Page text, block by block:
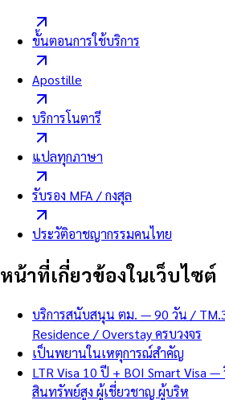
ขั้นตอนการใช้บริการ
Apostille
บริการโนตารี
แปลทุกภาษา
รับรอง MFA / กงสุล
ประวัติอาชญากรรมคนไทย
หน้าที่เกี่ยวข้องในเว็บไซต์
บริการสนับสนุน ตม. — 90 วัน /
Residence / Overstay ครบวงจร
เป็นพยานในเหตุการณ์สำคัญ
LTR Visa 10 ปี + BOI Smart Visa
สินทรัพย์สูง ผู้เชี่ยวชาญ ผู้บริห